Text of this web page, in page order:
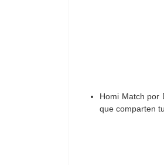
Homi Match por
que comparten